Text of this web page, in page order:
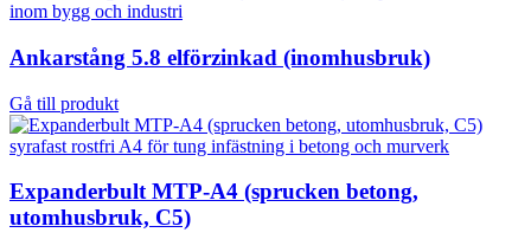
Ankarstång 5.8 elförzinkad (inomhusbruk)
Gå till produkt
Expanderbult MTP-A4 (sprucken betong,
utomhusbruk, C5)